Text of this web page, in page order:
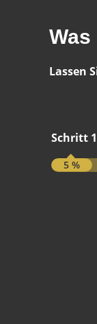
Lassen
Schritt
5 %